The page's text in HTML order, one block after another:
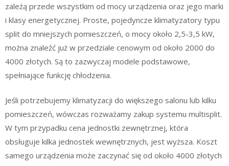
zależą przede wszystkim od mocy urządzenia oraz jego marki
i klasy energetycznej. Proste, pojedyncze klimatyzatory typu
split do mniejszych pomieszczeń, o mocy około 2,5-3,5 kW,
można znaleźć już w przedziale cenowym od około 2000 do
4000 złotych. Są to zazwyczaj modele podstawowe,
spełniające funkcję chłodzenia.
Jeśli potrzebujemy klimatyzacji do większego salonu lub kilku
pomieszczeń, wówczas rozważamy zakup systemu multisplit.
W tym przypadku cena jednostki zewnętrznej, która
obsługuje kilka jednostek wewnętrznych, jest wyższa. Koszt
samego urządzenia może zaczynać się od około 4000 złotych